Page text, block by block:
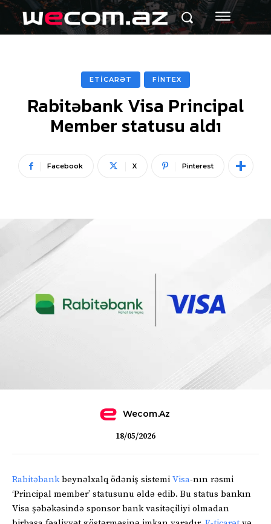
ETİCARƏT FİNTEX
Rabitəbank Visa Principal
Member statusu aldı
Facebook X Pinterest
Wecom.az
18/05/2026
Rabitəbankbeynəlxalq ödəniş sistemi Visa-nın rəsmi
‘Principal member’ statusunu əldə edib. Bu status bankın
Visa şəbəkəsində sponsor bank vasitəçiliyi olmadan